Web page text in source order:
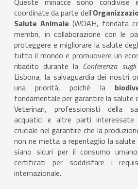
coordinate da parte dell'
Salute Animale (WOAH, fondata
membri, in collaborazione con le
proteggere e migliorare la salute
tutto il mondo e promuovere un
ribadito durante la Conferenza
Lisbona, la salvaguardia dei nostri
una priorità, poiché la
fondamentale per garantire la salute
Veterinari, professionisti della
acquatici e altre parti
cruciale nel garantire che la
non ne metta a repentaglio la salute
siano sicuri per il consumo
certificati per soddisfare i
internazionale.